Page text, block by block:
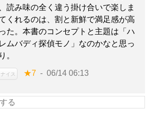
読み味の全く違う掛け合いで楽しま
くれるのは、割と新鮮で満足感が高
た。本書のコンセプトと主題は「ハ
ムバディ探偵モノ」なのかなと思っ
。
ナイス ★7 06/14 06:13